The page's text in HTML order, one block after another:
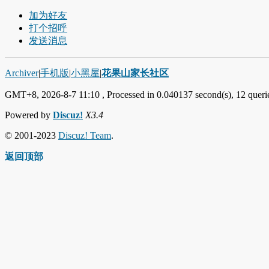
加为好友
打个招呼
发送消息
Archiver|手机版|小黑屋|花果山家长社区
GMT+8, 2026-8-7 11:10 , Processed in 0.040137 second(s), 12
Powered by Discuz! X3.4
© 2001-2023 Discuz! Team.
返回顶部